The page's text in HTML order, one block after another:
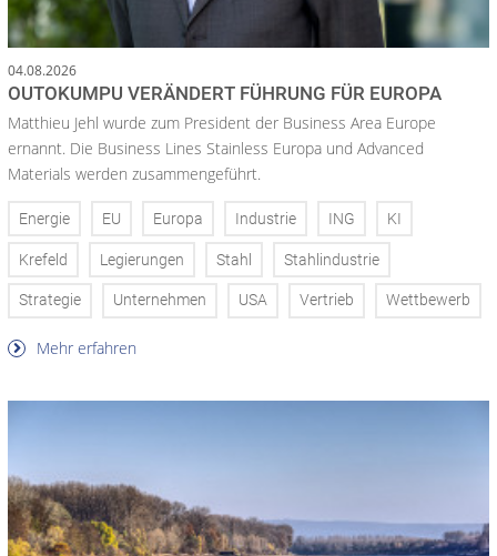
04.08.2026
OUTOKUMPU VERÄNDERT FÜHRUNG FÜR EUROPA
Matthieu Jehl wurde zum President der Business Area Europe
ernannt. Die Business Lines Stainless Europa und Advanced
Materials werden zusammengeführt.
Energie EU Europa Industrie ING KI
Krefeld Legierungen Stahl Stahlindustrie
Strategie Unternehmen USA Vertrieb Wettbewerb
Mehr erfahren